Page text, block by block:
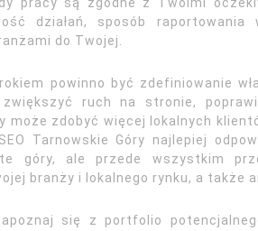
działań, sposób
do Twojej.
powinno być zdefiniowanie
ruch na stronie,
może zdobyć więcej lokalnych
Tarnowskie Góry najlepiej
góry, ale przede wszystkim
branży i lokalnego rynku, a także
się z portfolio